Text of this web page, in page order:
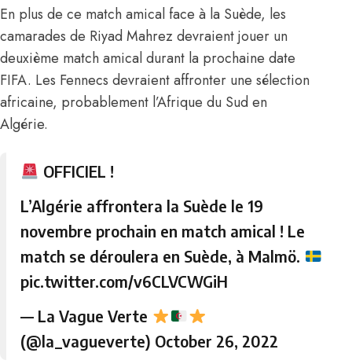
En plus de ce match amical face à la Suède, les
camarades de Riyad Mahrez devraient jouer un
deuxième match amical durant la prochaine date
FIFA. Les Fennecs devraient affronter une sélection
africaine, probablement l’Afrique du Sud en
Algérie.
OFFICIEL !
L’Algérie affrontera la Suède le 19
novembre prochain en match amical ! Le
match se déroulera en Suède, à Malmö.
pic.twitter.com/v6CLVCWGiH
— La Vague Verte
(@la_vagueverte) October 26, 2022